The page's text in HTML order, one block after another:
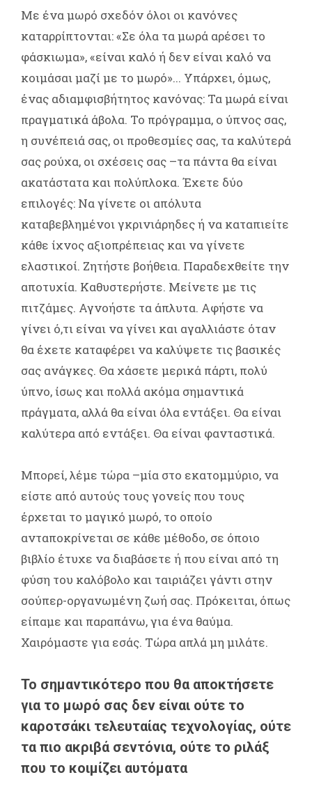
Με ένα μωρό σχεδόν όλοι οι κανόνες
καταρρίπτονται: «Σε όλα τα μωρά αρέσει το
φάσκιωμα», «είναι καλό ή δεν είναι καλό να
κοιμάσαι μαζί με το μωρό»... Υπάρχει, όμως,
ένας αδιαμφισβήτητος κανόνας: Τα μωρά είναι
πραγματικά άβολα. Το πρόγραμμα, ο ύπνος σας,
η συνέπειά σας, οι προθεσμίες σας, τα καλύτερά
σας ρούχα, οι σχέσεις σας –τα πάντα θα είναι
ακατάστατα και πολύπλοκα. Έχετε δύο
επιλογές: Να γίνετε οι απόλυτα
καταβεβλημένοι γκρινιάρηδες ή να καταπιείτε
κάθε ίχνος αξιοπρέπειας και να γίνετε
ελαστικοί. Ζητήστε βοήθεια. Παραδεχθείτε την
αποτυχία. Καθυστερήστε. Μείνετε με τις
πιτζάμες. Αγνοήστε τα άπλυτα. Αφήστε να
γίνει ό,τι είναι να γίνει και αγαλλιάστε όταν
θα έχετε καταφέρει να καλύψετε τις βασικές
σας ανάγκες. Θα χάσετε μερικά πάρτι, πολύ
ύπνο, ίσως και πολλά ακόμα σημαντικά
πράγματα, αλλά θα είναι όλα εντάξει. Θα είναι
καλύτερα από εντάξει. Θα είναι φανταστικά.
Μπορεί, λέμε τώρα –μία στο εκατομμύριο, να
είστε από αυτούς τους γονείς που τους
έρχεται το μαγικό μωρό, το οποίο
ανταποκρίνεται σε κάθε μέθοδο, σε όποιο
βιβλίο έτυχε να διαβάσετε ή που είναι από τη
φύση του καλόβολο και ταιριάζει γάντι στην
σούπερ-οργανωμένη ζωή σας. Πρόκειται, όπως
είπαμε και παραπάνω, για ένα θαύμα.
Χαιρόμαστε για εσάς. Τώρα απλά μη μιλάτε.
Το σημαντικότερο που θα αποκτήσετε
για το μωρό σας δεν είναι ούτε το
καροτσάκι τελευταίας τεχνολογίας, ούτε
τα πιο ακριβά σεντόνια, ούτε το ριλάξ
που το κοιμίζει αυτόματα